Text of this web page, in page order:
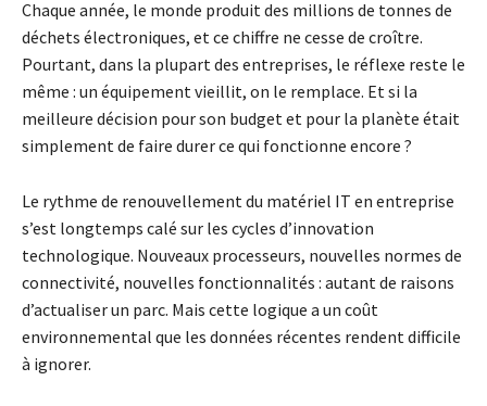
Chaque année, le monde produit des millions de tonnes de
déchets électroniques, et ce chiffre ne cesse de croître.
Pourtant, dans la plupart des entreprises, le réflexe reste le
même : un équipement vieillit, on le remplace. Et si la
meilleure décision pour son budget et pour la planète était
simplement de faire durer ce qui fonctionne encore ?
Le rythme de renouvellement du matériel IT en entreprise
s’est longtemps calé sur les cycles d’innovation
technologique. Nouveaux processeurs, nouvelles normes de
connectivité, nouvelles fonctionnalités : autant de raisons
d’actualiser un parc. Mais cette logique a un coût
environnemental que les données récentes rendent difficile
à ignorer.